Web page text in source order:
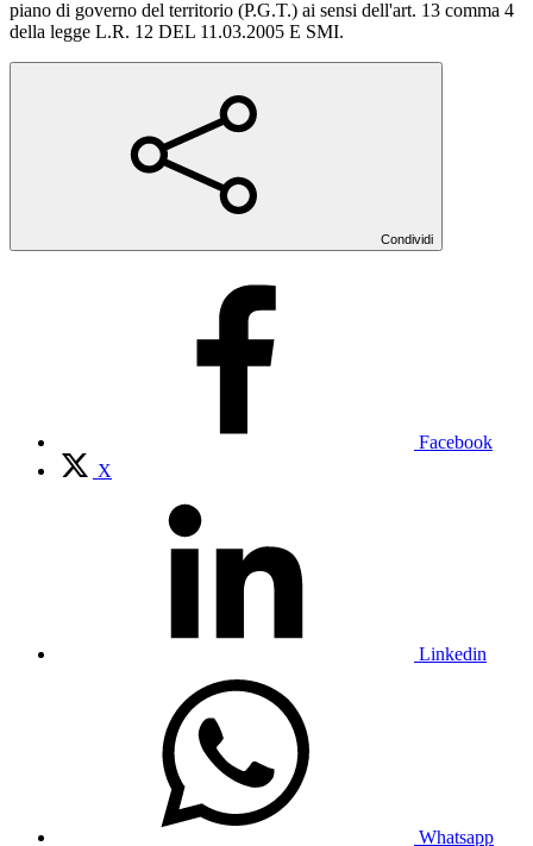
piano di governo del territorio (P.G.T.) ai sensi dell'art. 13 comma 4
della legge L.R. 12 DEL 11.03.2005 E SMI.
Condividi
Facebook
X
Linkedin
Whatsapp